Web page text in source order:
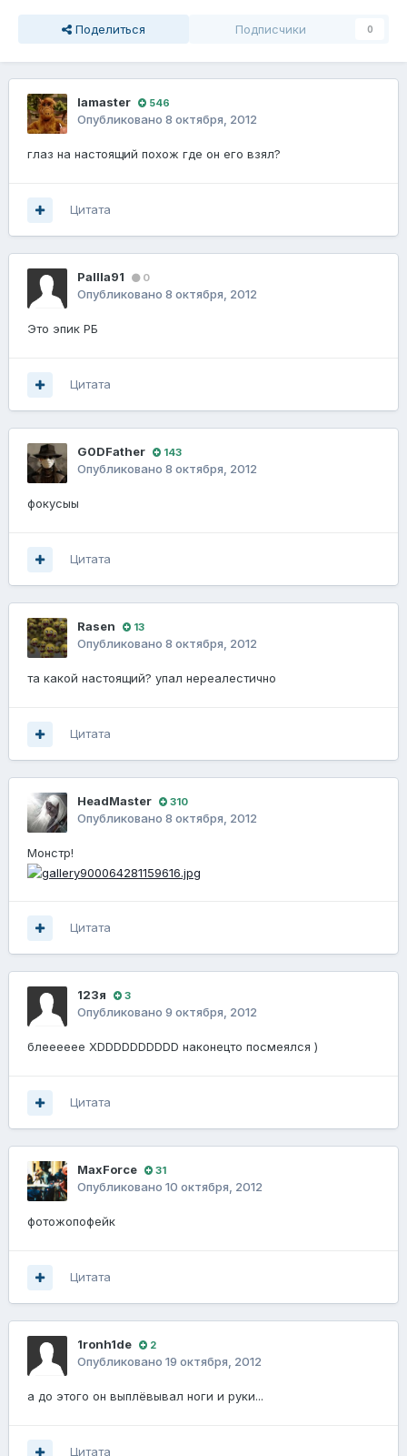
Поделиться Подписчики 0
lamaster 546
Опубликовано 8 октября, 2012
глаз на настоящий похож где он его взял?
Цитата
PaIIIa91 0
Опубликовано 8 октября, 2012
Это эпик РБ
Цитата
G0DFathеr 143
Опубликовано 8 октября, 2012
фокусыы
Цитата
Rasen 13
Опубликовано 8 октября, 2012
та какой настоящий? упал нереалестично
Цитата
HeadMaster 310
Опубликовано 8 октября, 2012
Монстр!
Цитата
123я 3
Опубликовано 9 октября, 2012
блееееее ХDDDDDDDDDD наконецто посмеялся )
Цитата
MaxForce 31
Опубликовано 10 октября, 2012
фотожопофейк
Цитата
1ronh1de 2
Опубликовано 19 октября, 2012
а до этого он выплёвывал ноги и руки...
Цитата